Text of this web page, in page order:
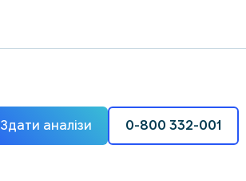
Здати аналізи 0-800 332-001